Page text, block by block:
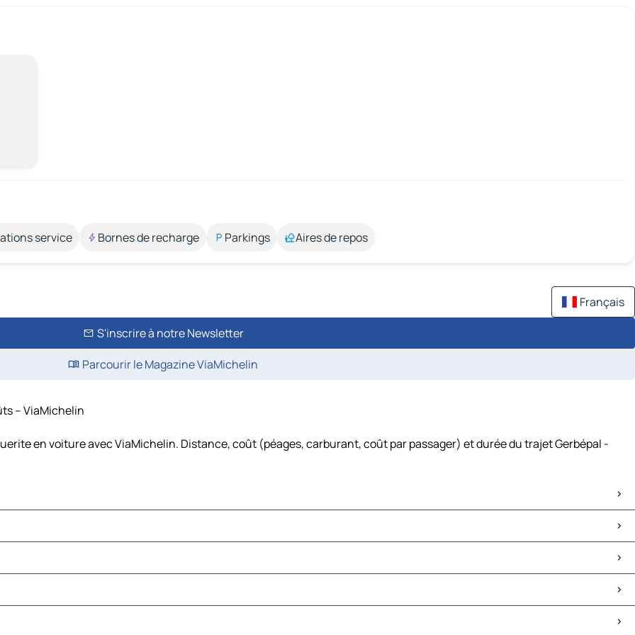
service Bornes de recharge Parkings Aires de repos
Français
S'inscrire à notre Newsletter
Parcourir le Magazine ViaMichelin
– ViaMichelin
en voiture avec ViaMichelin. Distance, coût (péages, carburant, coût par passager) et durée du trajet Gerbépal -